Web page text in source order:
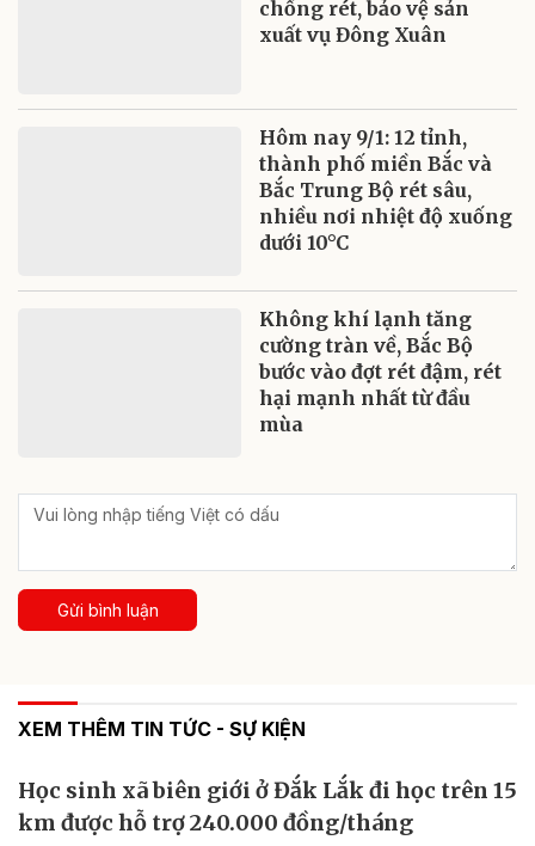
chống rét, bảo vệ sản
xuất vụ Đông Xuân
Hôm nay 9/1: 12 tỉnh,
thành phố miền Bắc và
Bắc Trung Bộ rét sâu,
nhiều nơi nhiệt độ xuống
dưới 10°C
Không khí lạnh tăng
cường tràn về, Bắc Bộ
bước vào đợt rét đậm, rét
hại mạnh nhất từ đầu
mùa
Gửi bình luận
XEM THÊM TIN TỨC - SỰ KIỆN
Học sinh xã biên giới ở Đắk Lắk đi học trên 15
km được hỗ trợ 240.000 đồng/tháng